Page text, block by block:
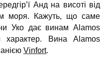
Анд на висоті від
моря. Кажуть, що саме
Уко дає винам Alamos
характер. Вина Alamos
Vinfort.